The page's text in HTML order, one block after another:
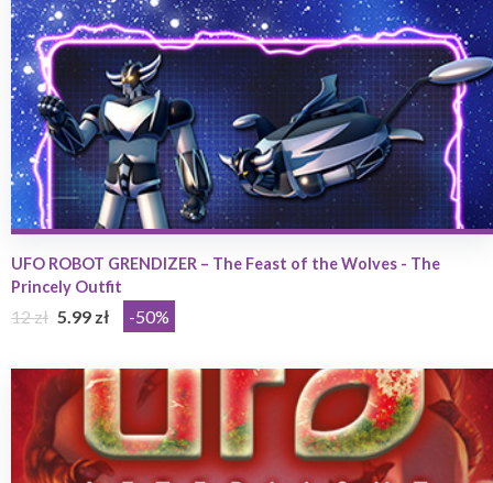
UFO ROBOT GRENDIZER – The Feast of the Wolves - The
Princely Outfit
12 zł 5.99 zł -50%